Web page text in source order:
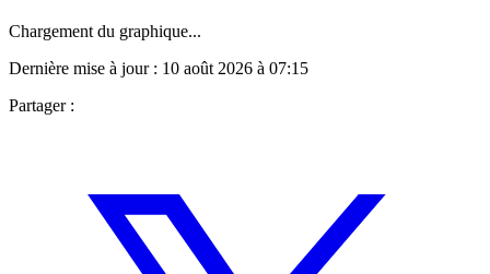
Chargement du graphique...
Dernière mise à jour : 10 août 2026 à 07:15
Partager :